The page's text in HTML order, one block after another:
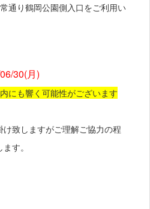
通り鶴岡公園側入口をご利用い
30(月)
にも響く可能性がございます
致しますがご理解ご協力の程
す。